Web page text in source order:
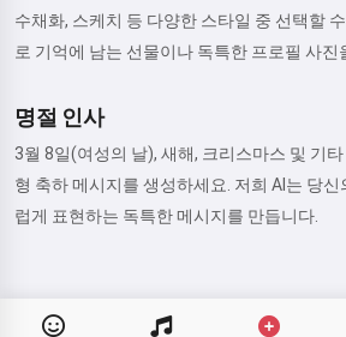
수채화, 스케치 등 다양한 스타일 중 선택할
로 기억에 남는 선물이나 독특한 프로필 사진
명절 인사
3월 8일(여성의 날), 새해, 크리스마스 및 기
형 축하 메시지를 생성하세요. 저희 AI는 당
럽게 표현하는 독특한 메시지를 만듭니다.